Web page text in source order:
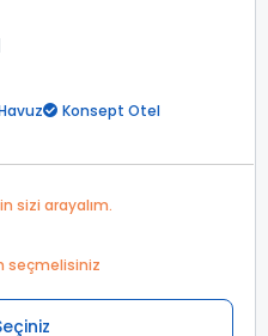
Konsept Otel
sizi arayalım.
seçmelisiniz